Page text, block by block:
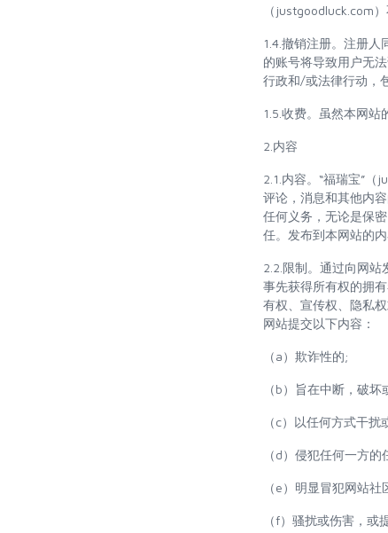
（justgoodluck.com
1.4.撤销注册。注册
的账号将导致用户无
行政和/或法律行动，
1.5.收费。虽然本网站
2.内容
2.1.内容。“福瑞宝”
评论，消息和其他内
任何义务，无论是保
任。发布到本网站的
2.2.限制。通过向网
事先获得所有权的拥
有权、宣传权、隐私
网站提交以下内容：
（a）欺诈性的;
（b）旨在中断，破
（c）以任何方式干
（d）侵犯任何一方
（e）明显冒犯网站
（f）骚扰或伤害，或